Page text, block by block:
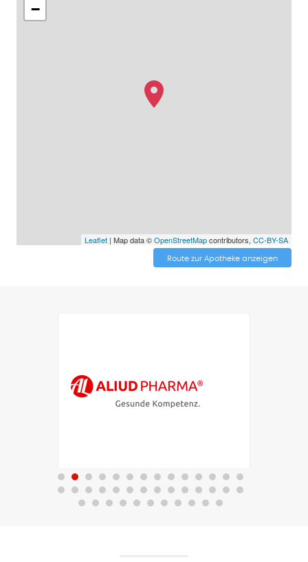
−
Leaflet| Map data ©OpenStreetMapcontributors, CC-BY-SA
Route zur Apotheke anzeigen